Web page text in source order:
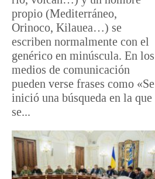
propio (Mediterráneo,
Orinoco, Kilauea…) se
escriben normalmente con el
genérico en minúscula. En los
medios de comunicación
pueden verse frases como «Se
inició una búsqueda en la que
se...